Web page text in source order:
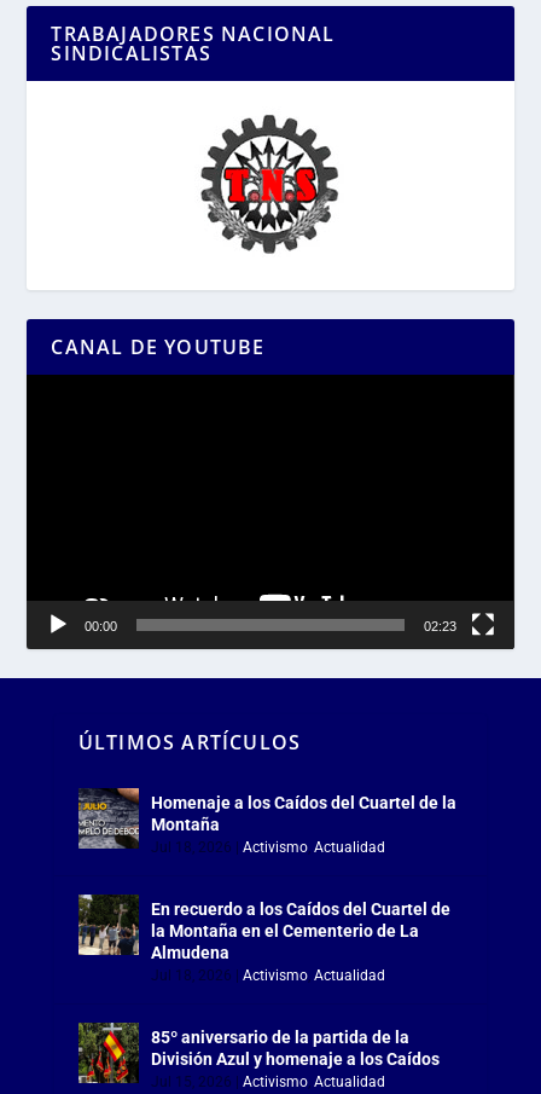
TRABAJADORES NACIONAL
SINDICALISTAS
CANAL DE YOUTUBE
00:00 02:23
ÚLTIMOS ARTÍCULOS
Homenaje a los Caídos del Cuartel de la
Montaña
Jul 18, 2026 | Activismo, Actualidad
En recuerdo a los Caídos del Cuartel de
la Montaña en el Cementerio de La
Almudena
Jul 18, 2026 | Activismo, Actualidad
85º aniversario de la partida de la
División Azul y homenaje a los Caídos
Jul 15, 2026 | Activismo, Actualidad